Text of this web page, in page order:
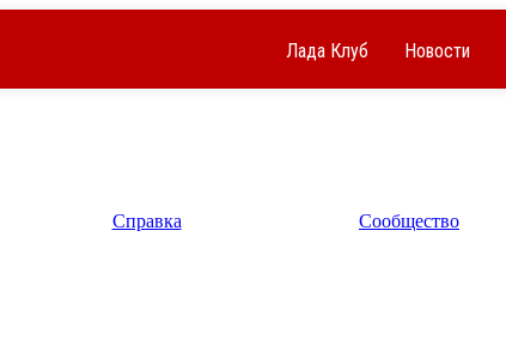
Лада Клуб Новости
Справка Сообщество